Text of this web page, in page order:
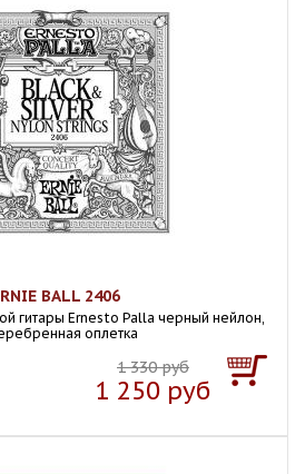
BALL 2406
гитары Ernesto Palla черный нейлон,
оплетка
1 330 руб
1 250 руб